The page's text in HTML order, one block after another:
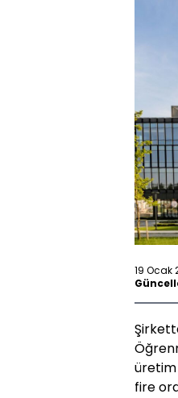
19 Ocak
üretim
fire